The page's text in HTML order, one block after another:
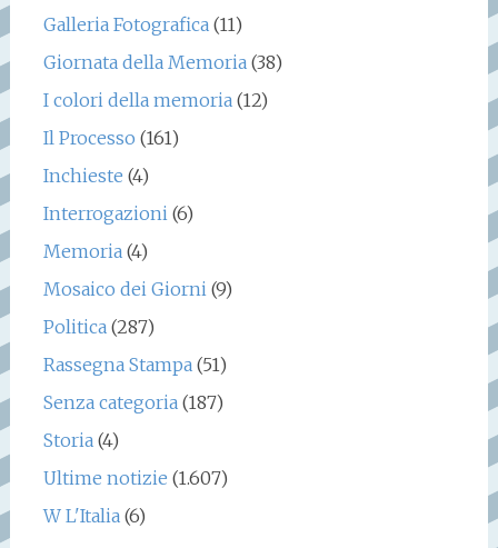
Galleria Fotografica(11)
Giornata della Memoria(38)
I colori della memoria(12)
Il Processo (161)
Inchieste (4)
Interrogazioni(6)
Memoria(4)
Mosaico dei Giorni(9)
Politica(287)
Rassegna Stampa(51)
Senza categoria(187)
Storia(4)
Ultime notizie (1.607)
W L'Italia(6)